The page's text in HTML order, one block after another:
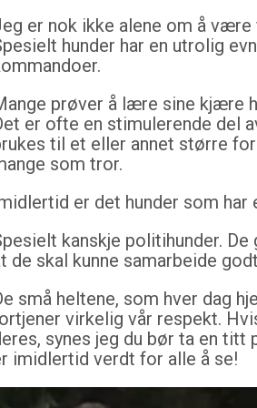
er nok ikke alene om å være
hunder har en utrolig
prøver å lære sine kjære
er ofte en stimulerende del
til et eller annet større
som tror.
er det hunder som har
kanskje politihunder.
de skal kunne samarbeide
små heltene, som hver dag
virkelig vår respekt.
synes jeg du bør ta en
imidlertid verdt for alle å se!